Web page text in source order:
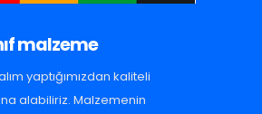
malzeme
yaptığımızdan kaliteli
alabiliriz. Malzemenin